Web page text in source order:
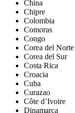
China
Chipre
Colombia
Comoras
Congo
Corea del Norte
Corea del Sur
Costa Rica
Croacia
Cuba
Curazao
Côte d’Ivoire
Dinamarca